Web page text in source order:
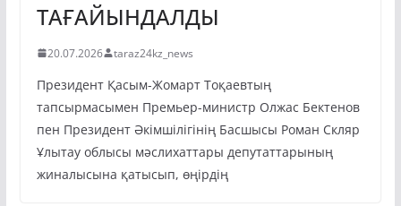
ТАҒАЙЫНДАЛДЫ
20.07.2026 taraz24kz_news
Президент Қасым-Жомарт Тоқаевтың
тапсырмасымен Премьер-министр Олжас Бектенов
пен Президент Әкімшілігінің Басшысы Роман Скляр
Ұлытау облысы мәслихаттары депутаттарының
жиналысына қатысып, өңірдің